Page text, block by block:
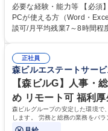
様相談室でのお仕事です。 日々お客様からいただくキリングループへのご
意見を、企業活動に活かし
って対応、情報提供すると
平均100件前後■メール・手紙：同上40件前後
相談室】お客様のお声をも
必要な経験・能力等 【必須
PCが使える方（Word・
談可/月平均残業7～8時間程度 【入社後の研修】着任から1か月は電話
すのでご安心ください。 【
う会社として、お客様との
を込めてコミュニケーショ
す。 学歴・資格 学歴：大学院 大学 高専 短大 専修学校 高校 語学力： 資
格：
正社員
森ビルエステートサー
【森ビルG】人事・
め リモート可 福利
森ビルグループの安定した環境で
します。 労務と総務の業務をバ
にも挑戦できる、やりがいある環